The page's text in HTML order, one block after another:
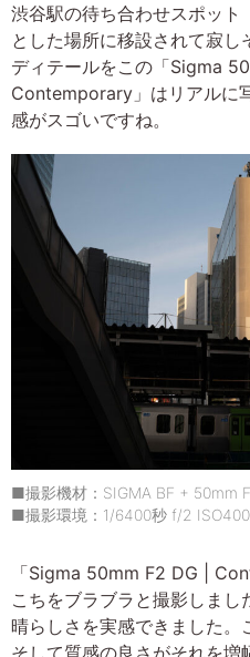
渋谷駅の待ち合わせスポット
とした場所に移設されて寂
ディテールをこの「Sigma
Contemporary」はリアルに
感がスゴいですね。
■撮影機材：SIGMA BF + 50mm
■撮影環境：1/6400秒 f/2 ISO400
「Sigma 50mm F2 DG |
こちをブラブラと撮影しま
晴らしさを実感できました。